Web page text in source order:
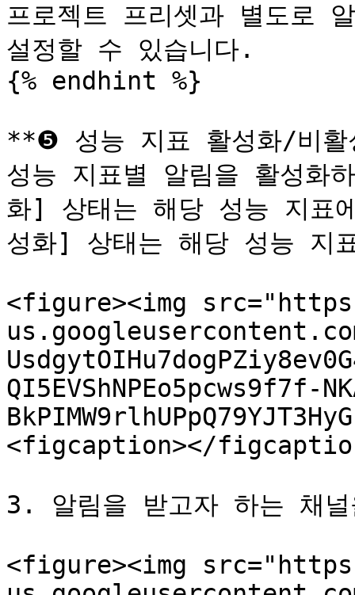
프로젝트 프리셋과 별도로
설정할 수 있습니다.
{% endhint %}
**❺ 성능 지표 활성화/비
성능 지표별 알림을 활성화
화] 상태는 해당 성능 지
성화] 상태는 해당 성능 지
<figure><img
QI5EVShNPEo5pcws9f7f-
<figcaption></
3. 알림을 받고자 하는 채
<figure><img